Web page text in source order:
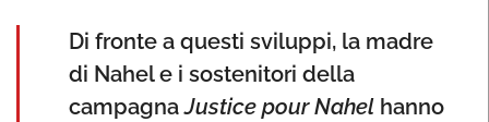
Di fronte a questi sviluppi, la madre
di Nahel e i sostenitori della
campagnaJustice pour Nahel hanno